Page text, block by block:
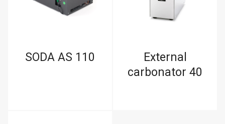
SODA AS 110
External
carbonator 40